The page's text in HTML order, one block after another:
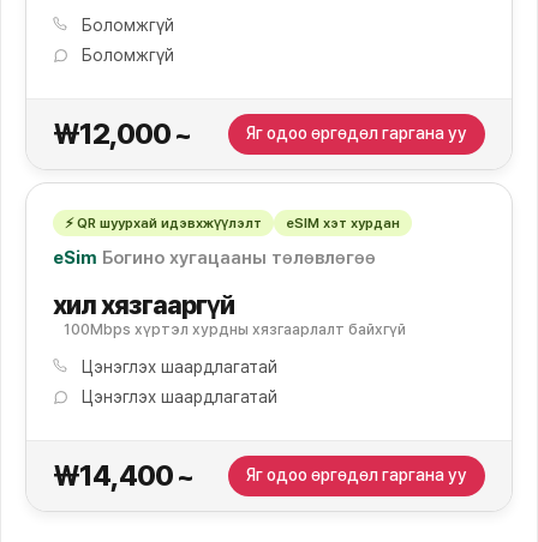
Боломжгүй
Боломжгүй
₩12,000~ Яг одоо өргөдөл гаргана уу
⚡ QR шуурхай идэвхжүүлэлт eSIM хэт хурдан
eSim Богино хугацааны төлөвлөгөө
хил хязгааргүй
100Mbps хүртэл хурдны хязгаарлалт байхгүй
Цэнэглэх шаардлагатай
Цэнэглэх шаардлагатай
₩14,400~ Яг одоо өргөдөл гаргана уу